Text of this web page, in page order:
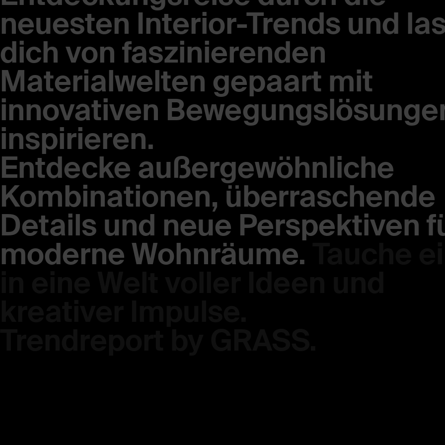
neuesten Interior-Trends und
dich von faszinierenden
Materialwelten gepaart mit
innovativen
inspirieren.
Entdecke außergewöhnliche
Kombinationen, überraschende
Details und neue Perspektiven
moderne Wohnräume.